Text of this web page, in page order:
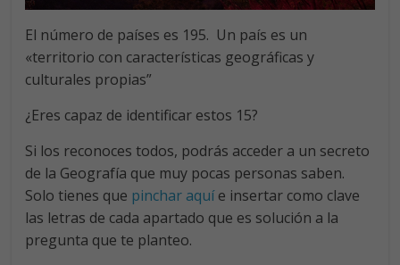
El número de países es 195. Un país es un
«territorio con características geográficas y
culturales propias”
¿Eres capaz de identificar estos 15?
Si los reconoces todos, podrás acceder a un secreto
de la Geografía que muy pocas personas saben.
Solo tienes que pinchar aquíe insertar como clave
las letras de cada apartado que es solución a la
pregunta que te planteo.